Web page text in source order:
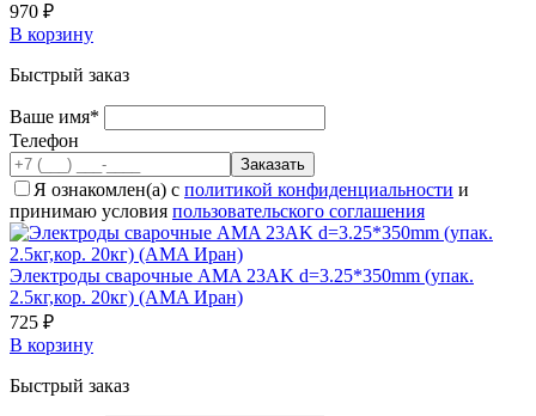
970 ₽
В корзину
Быстрый заказ
Ваше имя*
Телефон
Я ознакомлен(а) с политикой конфиденциальности и
принимаю условия пользовательского соглашения
Электроды сварочные AMA 23AK d=3.25*350mm (упак.
2.5кг,кор. 20кг) (AMA Иран)
725 ₽
В корзину
Быстрый заказ